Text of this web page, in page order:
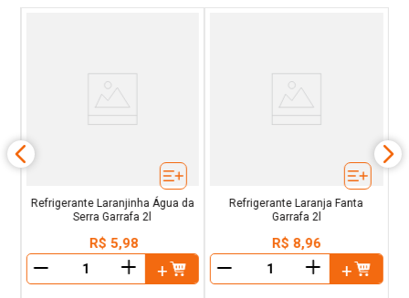
Refrigerante Laranjinha Água da
Serra Garrafa 2l
R$ 5,98
＋
Refrigerante Laranja Fanta
Garrafa 2l
R$ 8,96
＋